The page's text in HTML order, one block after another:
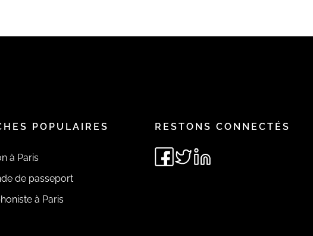
POPULAIRES
à Paris
de passeport
à Paris
RESTONS CONNECTÉS